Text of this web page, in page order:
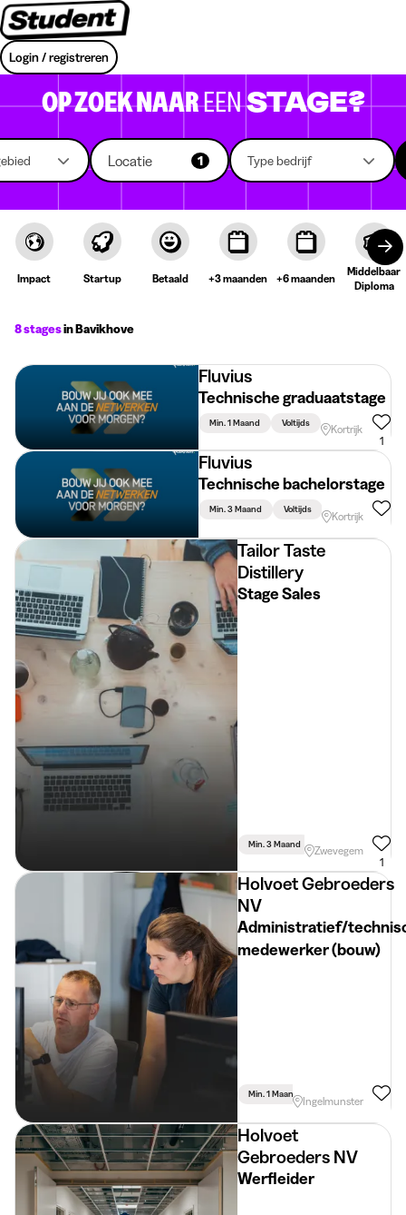
Login / registreren
OP ZOEK NAAREENSTAGE?
Locatie 1 Type bedrijf
Impact Startup Betaald +3 maanden +6 maanden
Middelbaar
Diploma
8 stagesin Bavikhove
Fluvius
Technische graduaatstage
Min. 1 Maand Voltijds
Kortrijk
1
Fluvius
Technische bachelorstage
Min. 3 Maand Voltijds
Kortrijk
Tailor Taste
Distillery
Stage Sales
Min. 3 Maand
Zwevegem
1
Holvoet Gebroeders
NV
Administratief/
medewerker (bouw)
Min. 1 Maand
Ingelmunster
Holvoet
Gebroeders NV
Werfleider